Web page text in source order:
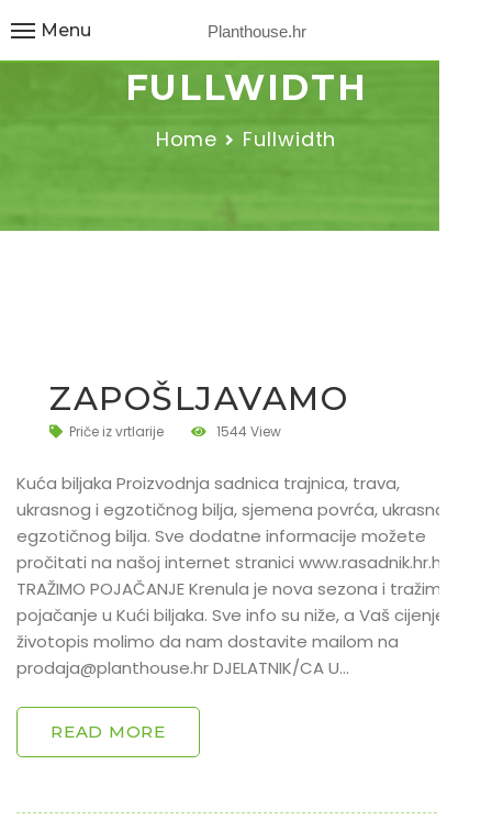
Planthouse.hr
Menu
FULLWIDTH
Home Fullwidth
ZAPOŠLJAVAMO
Priče iz vrtlarije 1544 View
Kuća biljaka Proizvodnja sadnica trajnica, trava,
ukrasnog i egzotičnog bilja, sjemena povrća, ukrasnog i
egzotičnog bilja. Sve dodatne informacije možete
pročitati na našoj internet stranici www.rasadnik.hr.hr
TRAŽIMO POJAČANJE Krenula je nova sezona i tražimo
pojačanje u Kući biljaka. Sve info su niže, a Vaš cijenjeni
životopis molimo da nam dostavite mailom na
prodaja@planthouse.hr DJELATNIK/CA U…
READ MORE